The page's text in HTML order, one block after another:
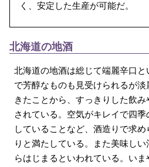
く、安定した生産が可能だ。
北海道の地酒
北海道の地酒は総じて端麗辛口
で芳醇なものも見受けられるが
きたことから、すっきりした飲
されている。空気がキレイで四
していることなど、酒造りで求
りと満たしている。また美味し
らはじまるといわれている。い